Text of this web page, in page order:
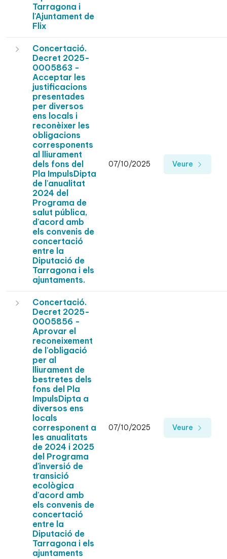
Tarragona i
l'Ajuntament de
Flix
Concertació.
Decret 2025-
0005863 -
Acceptar les
justificacions
presentades
per diversos
ens locals i
reconèixer les
obligacions
corresponents
al lliurament
dels fons del
Pla ImpulsDipta
de l'anualitat
2024 del
Programa de
salut pública,
d'acord amb
els convenis de
concertació
entre la
Diputació de
Tarragona i els
ajuntaments.
07/10/2025 Veure
Concertació.
Decret 2025-
0005856 -
Aprovar el
reconeixement
de l'obligació
per al
lliurament de
bestretes dels
fons del Pla
ImpulsDipta a
diversos ens
locals
corresponent a
les anualitats
de 2024 i 2025
del Programa
d'inversió de
transició
ecològica
d'acord amb
els convenis de
concertació
entre la
Diputació de
Tarragona i els
ajuntaments
07/10/2025 Veure